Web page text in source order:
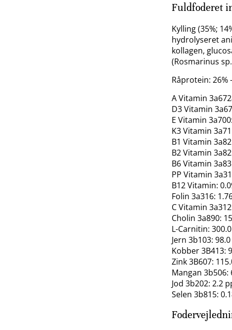
Fuldfoderet
Kylling (35%;
hydrolyseret
kollagen,
(Rosmarinus
Råprotein: 26%
A Vitamin
D3 Vitamin
E Vitamin
K3 Vitamin
B1 Vitamin
B2 Vitamin
B6 Vitamin
PP Vitamin
B12 Vitamin:
Folin 3a316:
C Vitamin
Cholin 3a890:
L-Carnitin:
Jern 3b103:
Kobber 3B413:
Zink 3B607:
Mangan 3b506:
Jod 3b202: 2.2
Selen 3b815: